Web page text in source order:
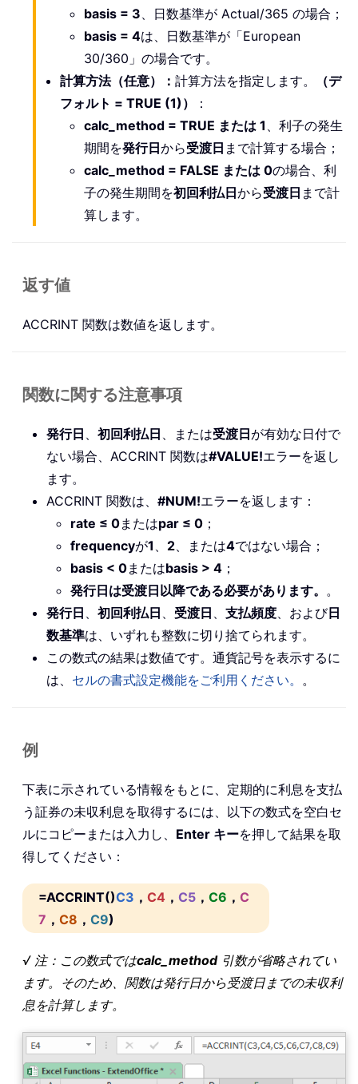
basis = 3 、日数基準が Actual/365 の場合；
basis = 4は、日数基準が「European
30/360」の場合です。
計算方法（任意） ： 計算方法を指定します。
（デ
フォルト = TRUE (1)）
：
calc_method = TRUE または 1 、利子の発生
期間を発行日から受渡日 まで計算する場合；
calc_method = FALSE または 0の場合、利
子の発生期間を初回利払日から受渡日 まで計
算します。
返す値
ACCRINT 関数は数値を返します。
関数に関する注意事項
発行日 初回利払日 、または受渡日が有効な日付で
ない場合、ACCRINT 関数は#VALUE!エラーを返し
ます。
ACCRINT 関数は、 #NUM!エラーを返します：
rate ≤ 0またはpar ≤ 0 ；
frequencyが1 2 、または4ではない場合；
basis < 0またはbasis > 4 ；
発行日は受渡日以降である必要があります。 。
発行日
初回利払日 受渡日 支払頻度 、および日
数基準は、いずれも整数に切り捨てられます。
この数式の結果は数値です。通貨記号を表示するに
は、 セルの書式設定機能をご利用ください。 。
例
下表に示されている情報をもとに、定期的に利息を支払
う証券の未収利息を取得するには、以下の数式を空白セ
ルにコピーまたは入力し、 Enter キーを押して結果を取
得してください：
=ACCRINT()C3 ， C4 ， C5 ， C6 ， C
7 ， C8 ， C9)
√ 注：この数式ではcalc_method引数が省略されてい
ます。そのため、関数は発行日から受渡日までの未収利
息を計算します。